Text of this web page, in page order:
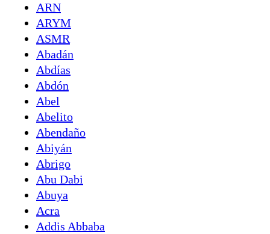
ARN
ARYM
ASMR
Abadán
Abdías
Abdón
Abel
Abelito
Abendaño
Abiyán
Abrigo
Abu Dabi
Abuya
Acra
Addis Abbaba